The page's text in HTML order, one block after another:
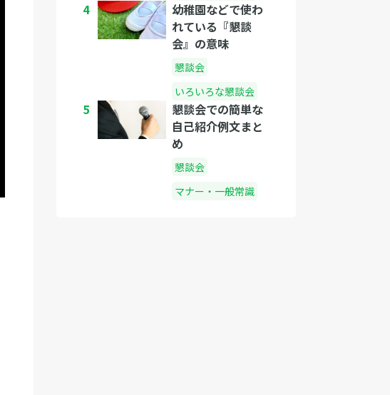
4
幼稚園などで使わ
れている『懇談
会』の意味
懇談会
いろいろな懇談会
5
懇談会での簡単な
自己紹介例文まと
め
懇談会
マナー・一般常識